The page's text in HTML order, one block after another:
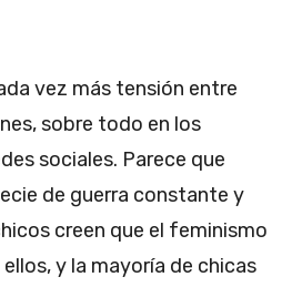
vez más tensión entre
sobre todo en los
sociales. Parece que
de guerra constante y
creen que el feminismo
y la mayoría de chicas